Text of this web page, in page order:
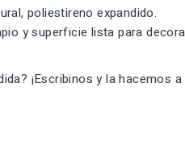
poliestireno expandido.
y superficie lista para
¡Escribinos y la hacemos